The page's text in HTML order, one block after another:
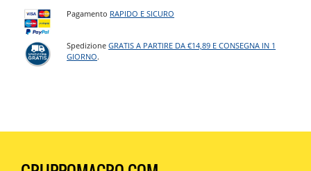
Pagamento RAPIDO E SICURO
SpedizioneGRATIS A PARTIRE DA €14,89 E CONSEGNA IN 1
GIORNO.